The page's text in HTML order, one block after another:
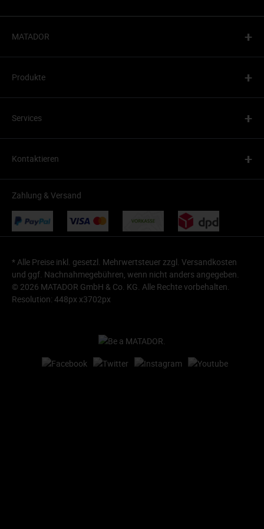
MATADOR +
Produkte +
Services +
Kontaktieren +
Zahlung & Versand
* Alle Preise inkl. gesetzl. Mehrwertsteuer zzgl. Versandkosten
und ggf. Nachnahmegebühren, wenn nicht anders angegeben.
© 2026 MATADOR GmbH & Co. KG. Alle Rechte vorbehalten.
Resolution: 448px x3702px